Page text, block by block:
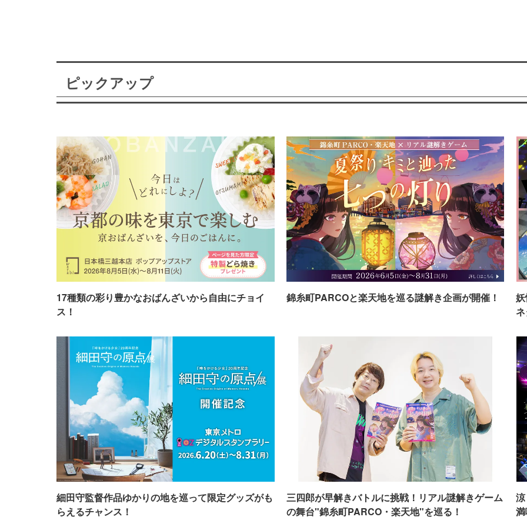
ピックアップ
17種類の彩り豊かなおばんざいから自由にチョイ
ス！
錦糸町PARCOと楽天地を巡る謎解き企画が開催！
細田守監督作品ゆかりの地を巡って限定グッズがも
らえるチャンス！
三四郎が早解きバトルに挑戦！リアル謎解きゲーム
の舞台"錦糸町PARCO・楽天地"を巡る！